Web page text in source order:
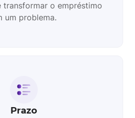
transformar o empréstimo
um problema.
Prazo